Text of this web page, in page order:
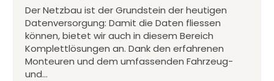
Der Netzbau ist der Grundstein der heutigen
Datenversorgung: Damit die Daten fliessen
können, bietet wir auch in diesem Bereich
Komplettlösungen an. Dank den erfahrenen
Monteuren und dem umfassenden Fahrzeug-
und…